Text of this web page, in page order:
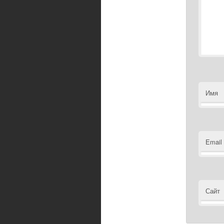
Имя
Email
Сайт